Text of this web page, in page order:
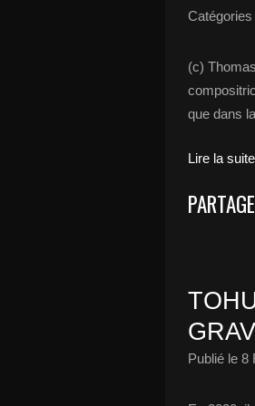
Catégories
(c)
que dans
Lire la suite
Publié le 8